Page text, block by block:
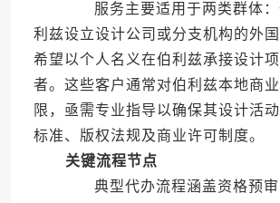
服务主要适用于两类群体：
利兹设立设计公司或分支机构的外
希望以个人名义在伯利兹承接设计
者。这些客户通常对伯利兹本地商
限，亟需专业指导以确保其设计活
标准、版权法规及商业许可制度。
关键流程节点
典型代办流程涵盖资格预审